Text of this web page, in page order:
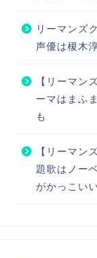
リーマンズ
声優は榎木
【リーマン
ーマはまふ
も
【リーマン
題歌はノー
がかっこいい